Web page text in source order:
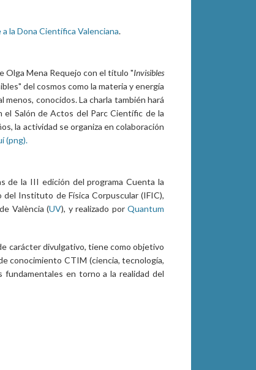
la Dona Científica Valenciana.
Olga Mena Requejo con el título "Invisibles
del cosmos como la materia y energía
menos, conocidos. La charla también hará
el Salón de Actos del Parc Científic de la
la actividad se organiza en colaboración
(png).
de la III edición del programa Cuenta la
del Instituto de Física Corpuscular (IFIC),
València (UV), y realizado porQuantum
carácter divulgativo, tiene como objetivo
conocimiento CTIM (ciencia, tecnología,
en torno a la realidad del